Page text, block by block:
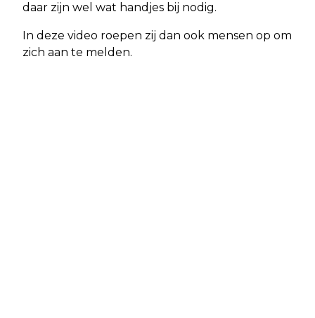
daar zijn wel wat handjes bij nodig.
In deze video roepen zij dan ook mensen op om
zich aan te melden.